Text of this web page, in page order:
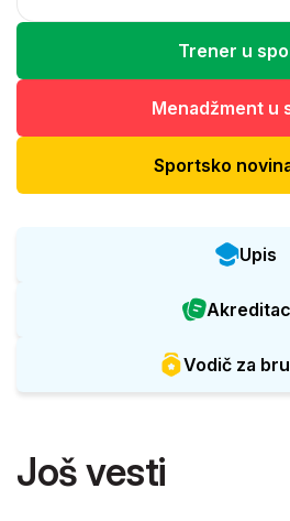
Trener u
Menadžment u
Sportsko
Upis
Vodič za
Još vesti